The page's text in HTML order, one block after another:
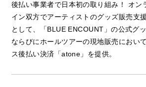
後払い事業者で日本初の取り組み！ オン
イン双方でアーティストのグッズ販売支
として、「BLUE ENCOUNT」の公式グ
ならびにホールツアーの現地販売におい
ス後払い決済「atone」を提供。